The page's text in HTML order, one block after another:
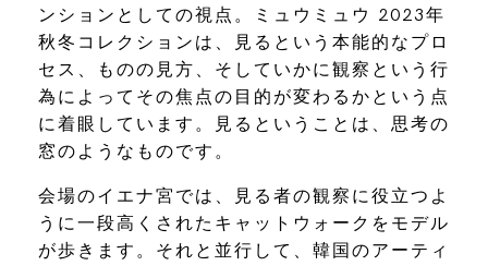
ンションとしての視点。ミュウミュウ 2023年
秋冬コレクションは、見るという本能的なプロ
セス、ものの見方、そしていかに観察という行
為によってその焦点の目的が変わるかという点
に着眼しています。見るということは、思考の
窓のようなものです。
会場のイエナ宮では、見る者の観察に役立つよ
うに一段高くされたキャットウォークをモデル
が歩きます。それと並行して、韓国のアーティ